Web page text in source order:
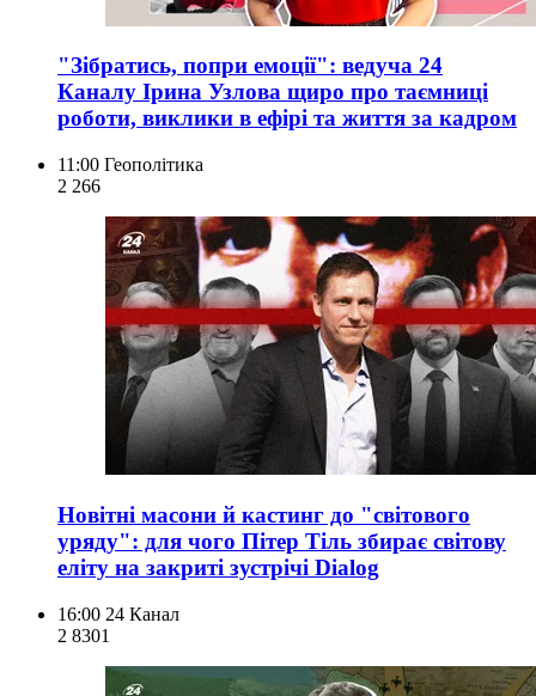
"Зібратись, попри емоції": ведуча 24
Каналу Ірина Узлова щиро про таємниці
роботи, виклики в ефірі та життя за кадром
11:00 Геополітика
2 266
Новітні масони й кастинг до "світового
уряду": для чого Пітер Тіль збирає світову
еліту на закриті зустрічі Dialog
16:00 24 Канал
2 8301